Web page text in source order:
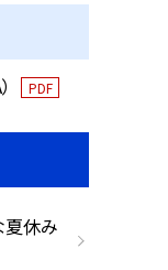
PDF
夏休み